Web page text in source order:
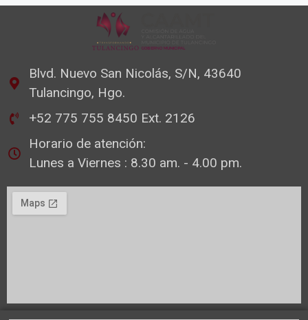
Blvd. Nuevo San Nicolás, S/N, 43640
Tulancingo, Hgo.
+52 775 755 8450 Ext. 2126
Horario de atención:
Lunes a Viernes : 8.30 am. - 4.00 pm.